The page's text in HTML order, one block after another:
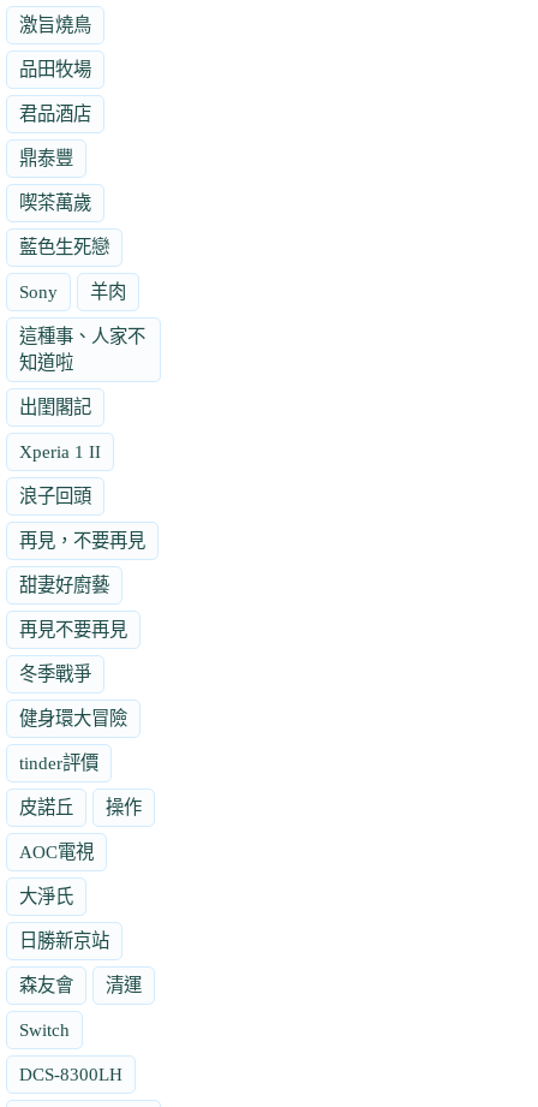
激旨燒鳥
品田牧場
君品酒店
鼎泰豐
喫茶萬歲
藍色生死戀
Sony 羊肉
這種事、人家不
知道啦
出閨閣記
Xperia 1 II
浪子回頭
再見，不要再見
甜妻好廚藝
再見不要再見
冬季戰爭
健身環大冒險
tinder評價
皮諾丘 操作
AOC電視
大淨氏
日勝新京站
森友會 清運
Switch
DCS-8300LH